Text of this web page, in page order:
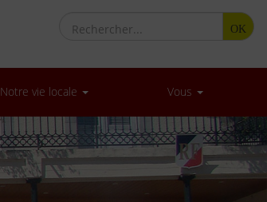
OK
Notre vie locale Vous